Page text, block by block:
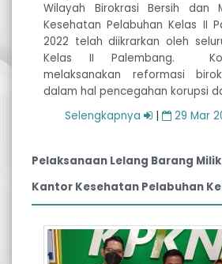
Wilayah Birokrasi Bersih dan
Kesehatan Pelabuhan Kelas II
2022 telah diikrarkan oleh
Kelas II Palembang.
melaksanakan reformasi
dalam hal pencegahan korupsi
Selengkapnya
| 29 Mar
Pelaksanaan Lelang Barang
Kantor Kesehatan Pelabuhan